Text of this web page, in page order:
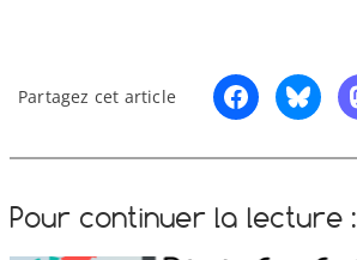
Partagez cet article
Pour continuer la lecture :